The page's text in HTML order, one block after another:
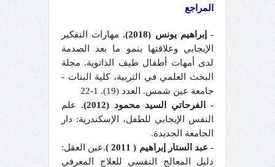
المراجع
- إبراهيم يونس (2018).
مهارات التفكير
الإيجابي وعلاقتها بنمو ما بعد الصدمة
لدى أمهات أطفال طيف الذاتوية. مجلة
البحث العلمي في التربية، كلية البنات -
جامعة عين شمس. العدد (19). 1-22
- الفرحاتي السيد محمود (2012).
علم
النفس الإيجابي للطفل، الإسكندرية: دار
الجامعة الجديدة.
- عبد الستار إبراهيم ( 2011 )
.عين العقل:
دليل المعالج النفسي للعلاج المعرفي